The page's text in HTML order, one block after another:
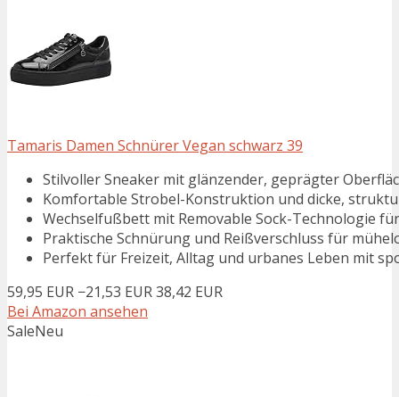
Tamaris Damen Schnürer Vegan schwarz 39
Stilvoller Sneaker mit glänzender, geprägter
Komfortable Strobel-Konstruktion und dicke,
Wechselfußbett mit Removable Sock-Technologie
Praktische Schnürung und Reißverschluss für
Perfekt für Freizeit, Alltag und urbanes Leben mit
59,95 EUR −21,53 EUR38,42 EUR
Bei Amazon ansehen
SaleNeu